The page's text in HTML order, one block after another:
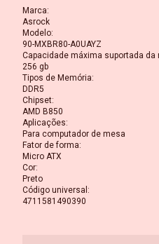
Marca:
Asrock
Modelo:
90-MXBR80-A0UAYZ
Capacidade máxima suportada da
256 gb
Tipos de Memória:
DDR5
Chipset:
AMD B850
Aplicações:
Para computador de mesa
Fator de forma:
Micro ATX
Cor:
Preto
Código universal :
4711581490390